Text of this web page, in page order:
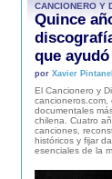
CANCIONERO Y
Quince
que
por Xavier Pintanel
El Cancionero y
documentales
chilena. Cuatro
canciones,
históricos y fijar
esenciales de la